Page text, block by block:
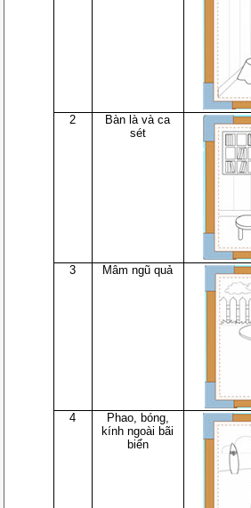
2
Bàn là và ca
sét
3 Mâm ngũ quả
4
Phao, bóng,
kính ngoài bãi
biển